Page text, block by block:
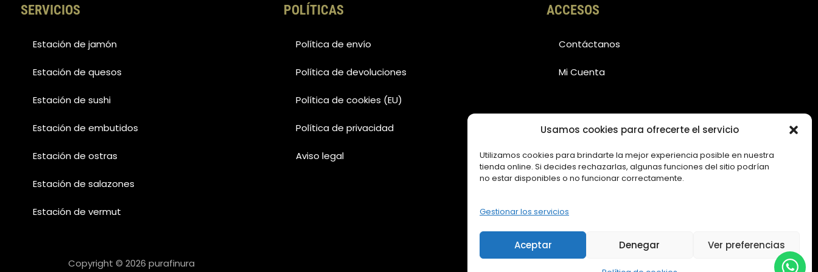
Usamos cookies para ofrecerte el servicio
Utilizamos cookies para brindarte la mejor experiencia posible en nuestra
tienda online. Si decides rechazarlas, algunas funciones del sitio podrían
no estar disponibles o no funcionar correctamente.
Gestionar los servicios
Aceptar Denegar Ver preferencias
SERVICIOS
Estación de jamón
Estación de quesos
Estación de sushi
Estación de embutidos
Estación de ostras
Estación de salazones
Estación de vermut
POLÍTICAS
Política de envío
Política de devoluciones
Política de cookies (EU)
Política de privacidad
Aviso legal
ACCESOS
Contáctanos
Mi Cuenta
Copyright © 2026 purafinura